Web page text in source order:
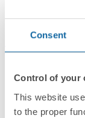
Consent
Control of your
This website
to the proper
Simon 75